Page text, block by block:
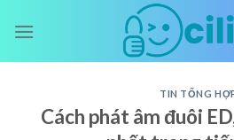
TIN TỔNG
Cách phát âm đuôi